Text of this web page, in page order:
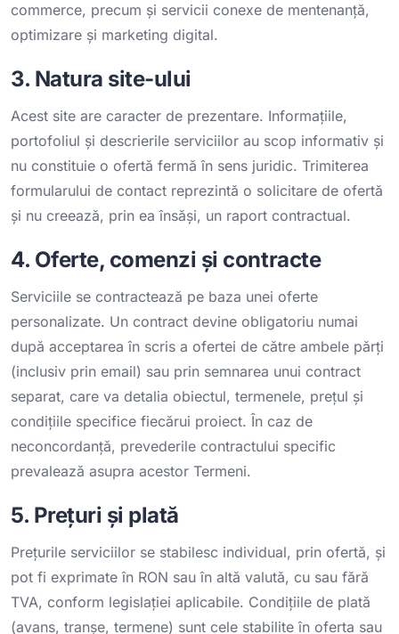
commerce, precum și servicii conexe de mentenanță,
optimizare și marketing digital.
3. Natura site-ului
Acest site are caracter de prezentare. Informațiile,
portofoliul și descrierile serviciilor au scop informativ și
nu constituie o ofertă fermă în sens juridic. Trimiterea
formularului de contact reprezintă o solicitare de ofertă
și nu creează, prin ea însăși, un raport contractual.
4. Oferte, comenzi și contracte
Serviciile se contractează pe baza unei oferte
personalizate. Un contract devine obligatoriu numai
după acceptarea în scris a ofertei de către ambele părți
(inclusiv prin email) sau prin semnarea unui contract
separat, care va detalia obiectul, termenele, prețul și
condițiile specifice fiecărui proiect. În caz de
neconcordanță, prevederile contractului specific
prevalează asupra acestor Termeni.
5. Prețuri și plată
Prețurile serviciilor se stabilesc individual, prin ofertă, și
pot fi exprimate în RON sau în altă valută, cu sau fără
TVA, conform legislației aplicabile. Condițiile de plată
(avans, tranșe, termene) sunt cele stabilite în oferta sau